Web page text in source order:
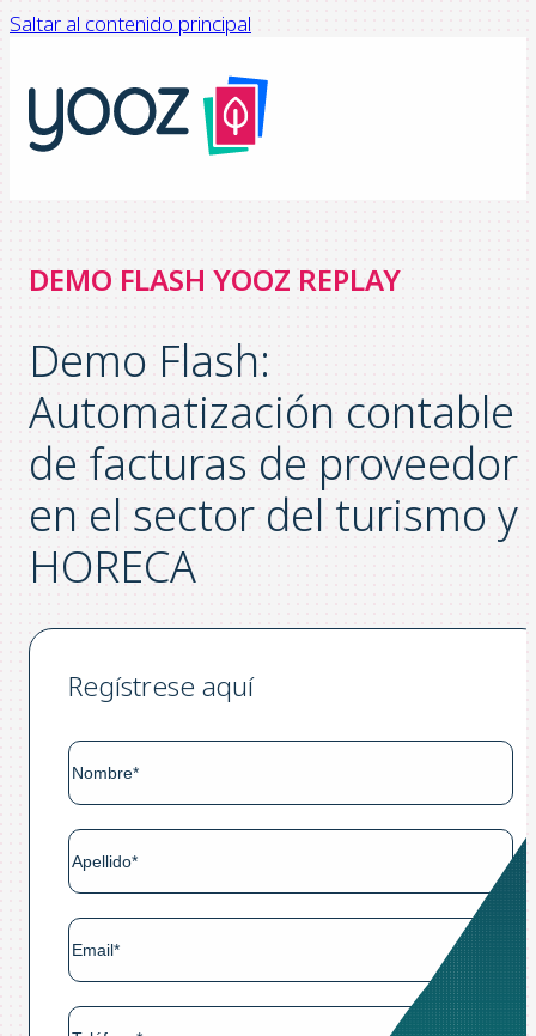
Saltar al contenido principal
DEMO FLASH YOOZ REPLAY
Demo Flash:
Automatización contable
de facturas de proveedor
en el sector del turismo y
HORECA
Regístrese aquí